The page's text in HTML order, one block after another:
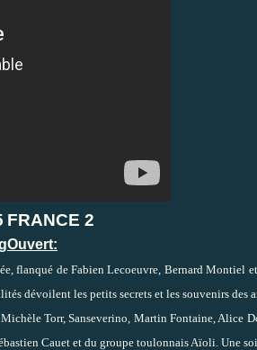
FRANCE 2
flanqué de Fabien Lecoeuvre, Bernard Montiel
dévoilent les petits secrets et les souvenirs
Torr, Sanseverino, Martin Fontaine,
Cauet et du groupe toulonnais Aïoli. Une